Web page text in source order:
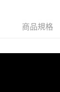
商品規格